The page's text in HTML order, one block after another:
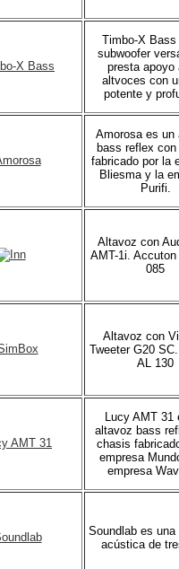
Timbo-X Bass
subwoofer
presta apoyo
altvoces con
potente y
Amorosa es un
bass reflex
fabricado por la
Bliesma y la
Purifi.
Altavoz con
AMT-1i. Accuton
085
Altavoz con
Tweeter G20
AL 130
Lucy AMT 31
altavoz bass
chasis
empresa
empresa
Soundlab es una
acústica de